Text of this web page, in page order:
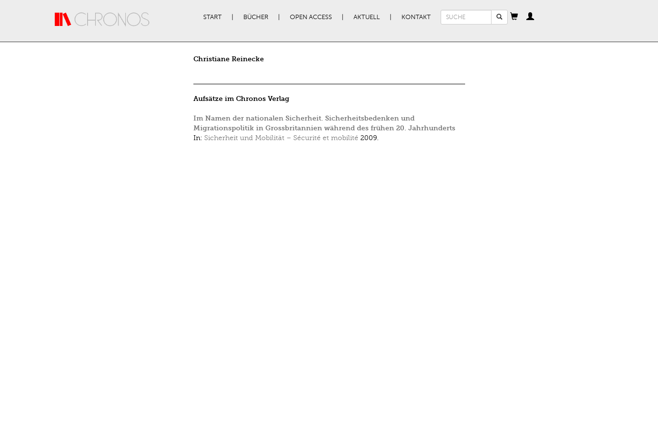
START BÜCHER OPEN ACCESS AKTUELL KONTAKT
Suchformular
Christiane Reinecke
Aufsätze im Chronos Verlag
Im Namen der nationalen Sicherheit. Sicherheitsbedenken und
Migrationspolitik in Grossbritannien während des frühen 20. Jahrhunderts
In: Sicherheit und Mobilität – Sécurité et mobilité 2009.